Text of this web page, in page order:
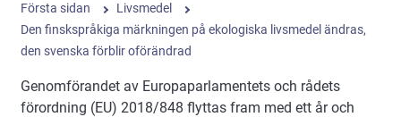
Första sidan
Livsmedel
Den finskspråkiga märkningen på ekologiska livsmedel ändras,
den svenska förblir oförändrad
Genomförandet av Europaparlamentets och rådets
förordning (EU) 2018/848 flyttas fram med ett år och